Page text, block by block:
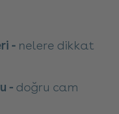
- nelere dikkat
- doğru cam